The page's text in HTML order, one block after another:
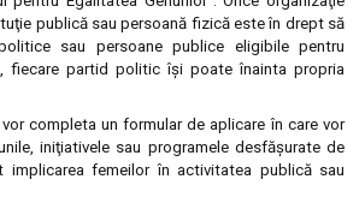
publică sau persoană fizică este în drept să
sau persoane publice eligibile pentru
fiecare partid politic îşi poate înainta propria
completa un formular de aplicare în care vor
iniţiativele sau programele desfăşurate de
implicarea femeilor în activitatea publică sau